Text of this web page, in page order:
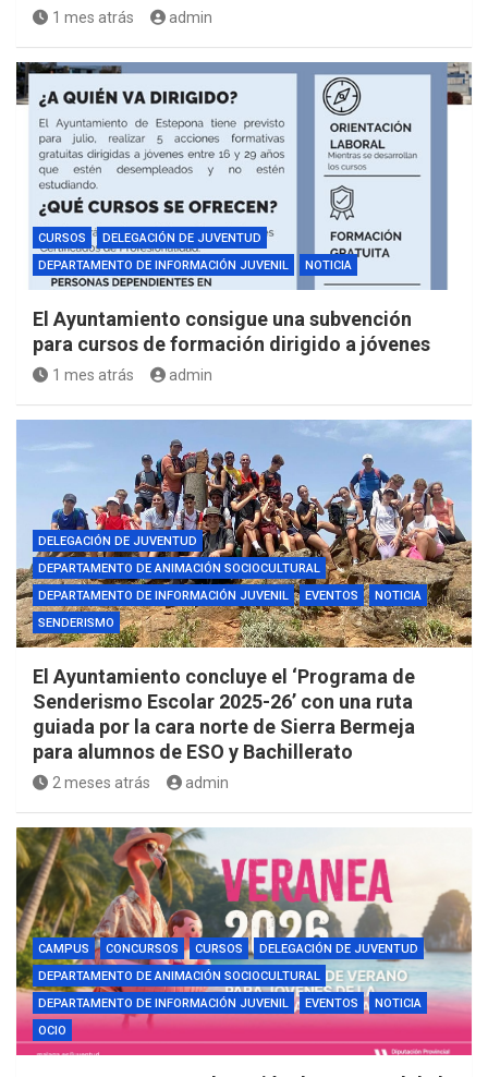
1 mes atrás admin
CURSOS
DELEGACIÓN DE JUVENTUD
DEPARTAMENTO DE INFORMACIÓN JUVENIL
NOTICIA
El Ayuntamiento consigue una subvención
para cursos de formación dirigido a jóvenes
1 mes atrás admin
DELEGACIÓN DE JUVENTUD
DEPARTAMENTO DE ANIMACIÓN SOCIOCULTURAL
DEPARTAMENTO DE INFORMACIÓN JUVENIL
EVENTOS
NOTICIA
SENDERISMO
El Ayuntamiento concluye el ‘Programa de
Senderismo Escolar 2025-26’ con una ruta
guiada por la cara norte de Sierra Bermeja
para alumnos de ESO y Bachillerato
2 meses atrás admin
CAMPUS CONCURSOS CURSOS
DELEGACIÓN DE JUVENTUD
DEPARTAMENTO DE ANIMACIÓN SOCIOCULTURAL
DEPARTAMENTO DE INFORMACIÓN JUVENIL
EVENTOS
NOTICIA
OCIO